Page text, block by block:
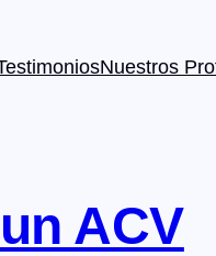
Nuestros
ACV